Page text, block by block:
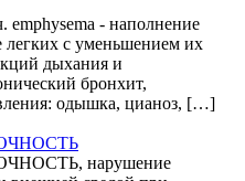
- наполнение
легких с уменьшением их
дыхания и
бронхит,
одышка, цианоз, […]
нарушение